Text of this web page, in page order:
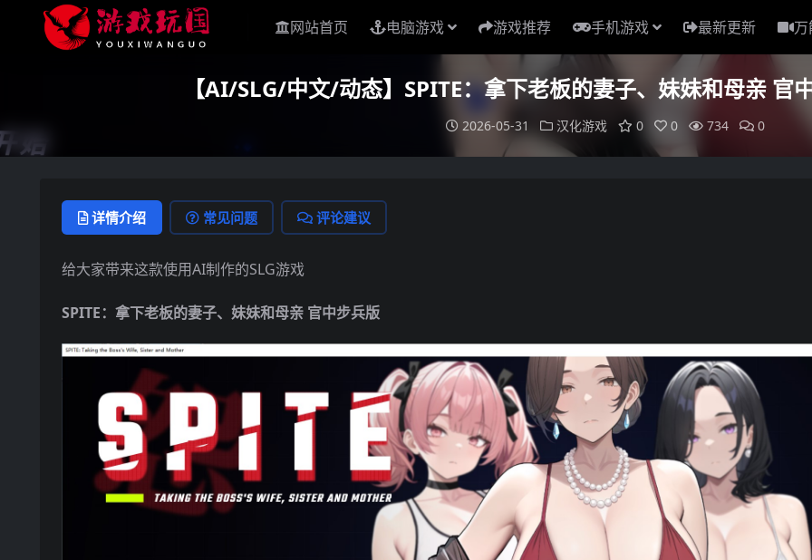
网站首页 电脑游戏 游戏推荐 手机游戏 最新更新
【AI/SLG/中文/动态】SPITE：拿下老板的妻子、妹妹和母亲
2026-05-31 汉化游戏 0 0 734 0
详情介绍 常见问题 评论建议
给大家带来这款使用AI制作的SLG游戏
SPITE：拿下老板的妻子、妹妹和母亲 官中步兵版